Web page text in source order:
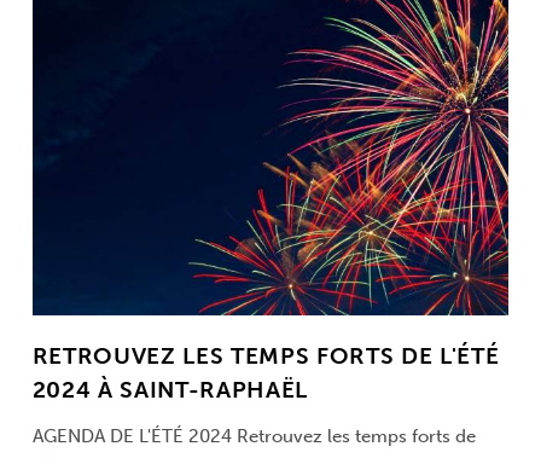
RETROUVEZ LES TEMPS FORTS DE L'ÉTÉ
2024 À SAINT-RAPHAËL
AGENDA DE L'ÉTÉ 2024 Retrouvez les temps forts de